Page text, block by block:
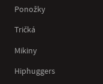
Ponožky
Tričká
Mikiny
Hiphuggers